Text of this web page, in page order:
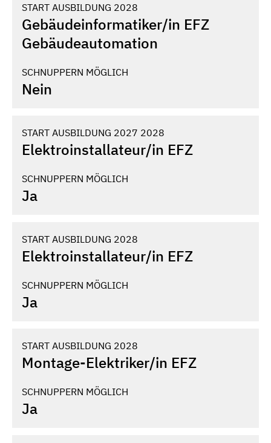
START AUSBILDUNG 2028
Gebäudeinformatiker/­in EFZ
Gebäudeautomation
SCHNUPPERN MÖGLICH
Nein
START AUSBILDUNG 2027 2028
Elektroinstallateur/­in EFZ
SCHNUPPERN MÖGLICH
Ja
START AUSBILDUNG 2028
Elektroinstallateur/­in EFZ
SCHNUPPERN MÖGLICH
Ja
START AUSBILDUNG 2028
Montage-Elektriker/­in EFZ
SCHNUPPERN MÖGLICH
Ja